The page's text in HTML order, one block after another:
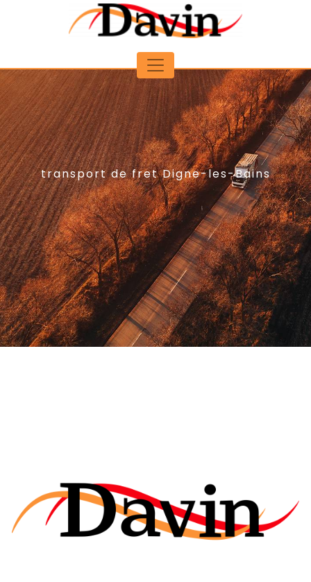
Panneau de gestion des cookies
transport de fret Digne-les-Bains